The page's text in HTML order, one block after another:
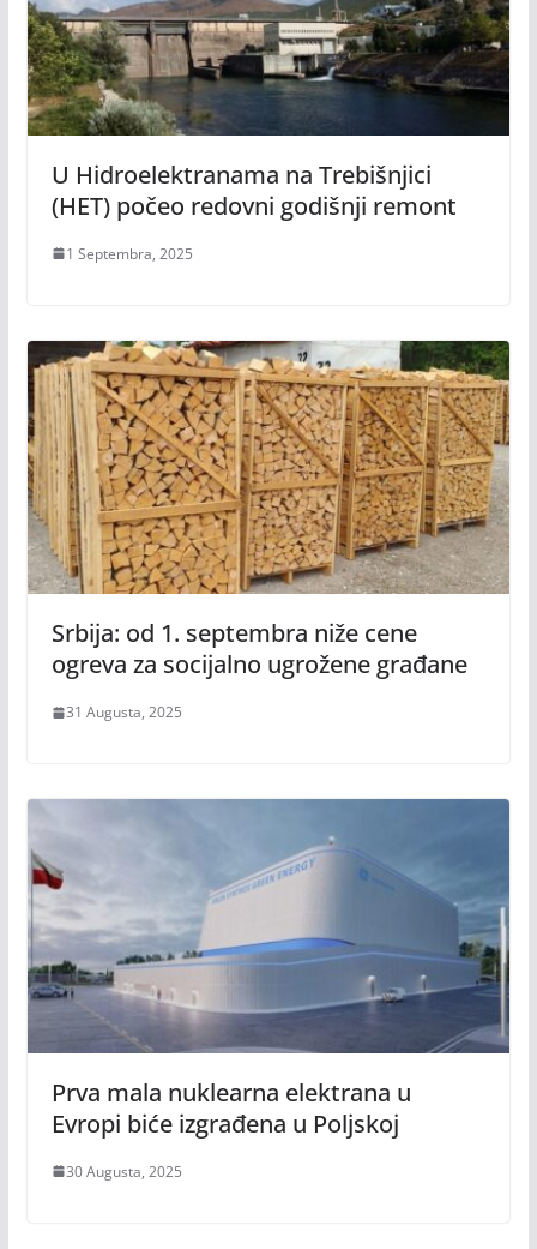
U Hidroelektranama na Trebišnjici
(HET) počeo redovni godišnji remont
1 Septembra, 2025
Srbija: od 1. septembra niže cene
ogreva za socijalno ugrožene građane
31 Augusta, 2025
Prva mala nuklearna elektrana u
Evropi biće izgrađena u Poljskoj
30 Augusta, 2025